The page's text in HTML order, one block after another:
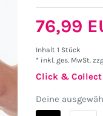
76,99
Inhalt 1 Stück
* inkl. ges. MwSt.
Click &
Deine